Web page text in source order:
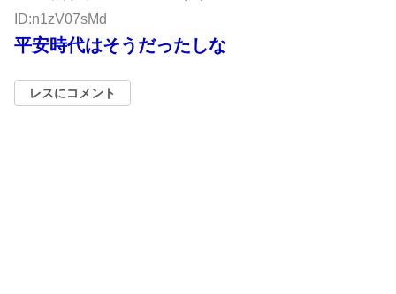
ID:n1zV07sMd
平安時代はそうだったしな
レスにコメント